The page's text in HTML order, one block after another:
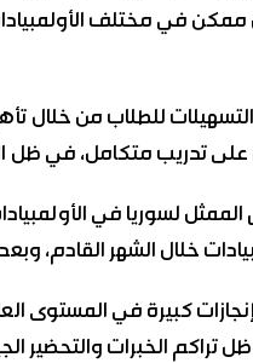
في مختلف
للطلاب من خلال
على تدريب متكامل، في ظل
الممثل لسوريا في
خلال الشهر القادم،
الخبرات والتحضير